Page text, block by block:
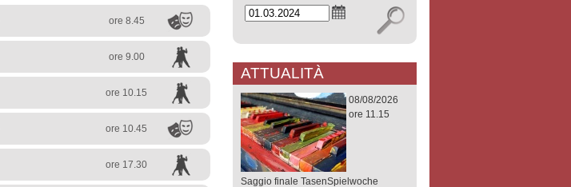
ore 8.45
ore 9.00
ore 10.15
ore 10.45
ore 17.30
ATTUALITÀ
08/08/2026
ore 11.15
Saggio finale TasenSpielwoche